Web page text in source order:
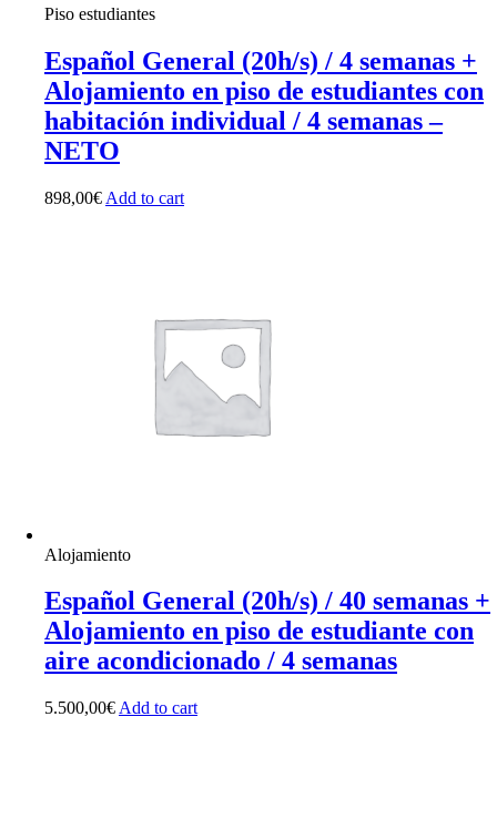
Piso estudiantes
Español General (20h/s) / 4 semanas +
Alojamiento en piso de estudiantes con
habitación individual / 4 semanas –
NETO
898,00€ Add to cart
Alojamiento
Español General (20h/s) / 40 semanas +
Alojamiento en piso de estudiante con
aire acondicionado / 4 semanas
5.500,00€ Add to cart